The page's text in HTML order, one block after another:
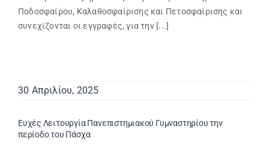
Ποδοσφαίρου, Καλαθοσφαίρισης και Πετοσφαίρισης και
συνεχίζονται οι εγγραφές, για την [...]
30 Απριλίου, 2025
Ευχές Λειτουργία Πανεπιστημιακού Γυμναστηρίου την
περίοδο του Πάσχα